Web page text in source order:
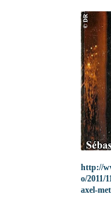
http://
o/2011/
axel-